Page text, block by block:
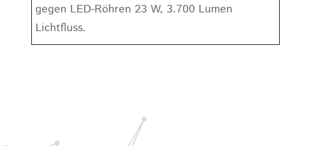
gegen LED-Röhren 23 W, 3.700 Lumen
Lichtfluss.